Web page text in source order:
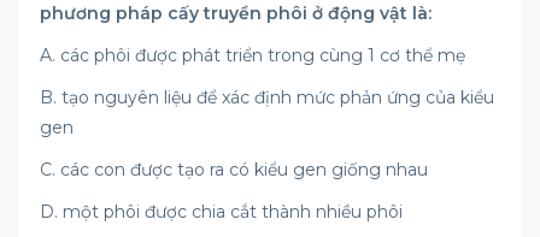
phương pháp cấy truyền phôi ở động vật là:
A. các phôi được phát triển trong cùng 1 cơ thể mẹ
B. tạo nguyên liệu để xác định mức phản ứng của kiểu
gen
C. các con được tạo ra có kiểu gen giống nhau
D. một phôi được chia cắt thành nhiều phôi